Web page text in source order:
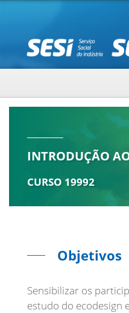
INTRODUÇÃO
CURSO 19992
Objetivos
Sensibilizar os
estudo do ecodesign